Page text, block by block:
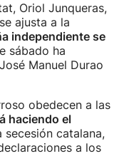
Oriol Junqueras,
ajusta a la
independiente se
sábado ha
Manuel Durao
obedecen a las
haciendo el
secesión catalana,
a los